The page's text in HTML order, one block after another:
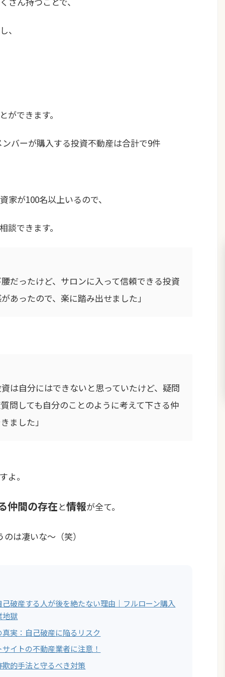
、
ができます。
バーが購入する投資不動産は合計で9件
家が100名以上いるので、
談できます。
だったけど、サロンに入って信頼できる投資
あったので、楽に踏み出せました」
は自分にはできないと思っていたけど、疑問
問しても自分のことのように考えて下さる仲
ました」
よ。
仲間の存在と情報が全て。
は凄いな〜（笑）
破産する人が後を絶たない理由｜フルローン購入
地獄
実：自己破産に陥るリスク
イトの不動産業者に注意！
的手法と守るべき対策